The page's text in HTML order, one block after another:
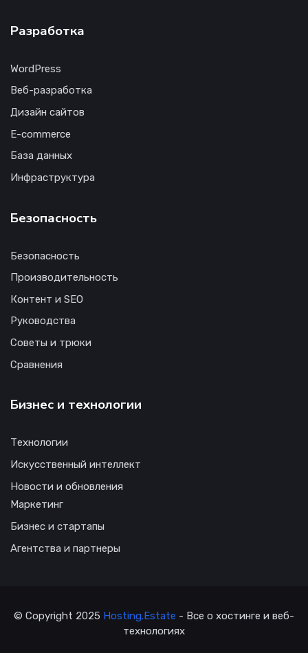
Разработка
WordPress
Веб-разработка
Дизайн сайтов
E-commerce
База данных
Инфраструктура
Безопасность
Безопасность
Производительность
Контент и SEO
Руководства
Советы и трюки
Сравнения
Бизнес и технологии
Технологии
Искусственный интеллект
Новости и обновления
Маркетинг
Бизнес и стартапы
Агентства и партнеры
© Copyright 2025 Hosting.Estate - Все о хостинге и веб-
технологиях